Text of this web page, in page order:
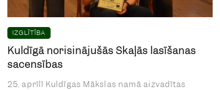
IZGLĪTĪBA
Kuldīgā norisinājušās Skaļās lasīšanas
sacensības
25. aprīlī Kuldīgas Mākslas namā aizvadītas